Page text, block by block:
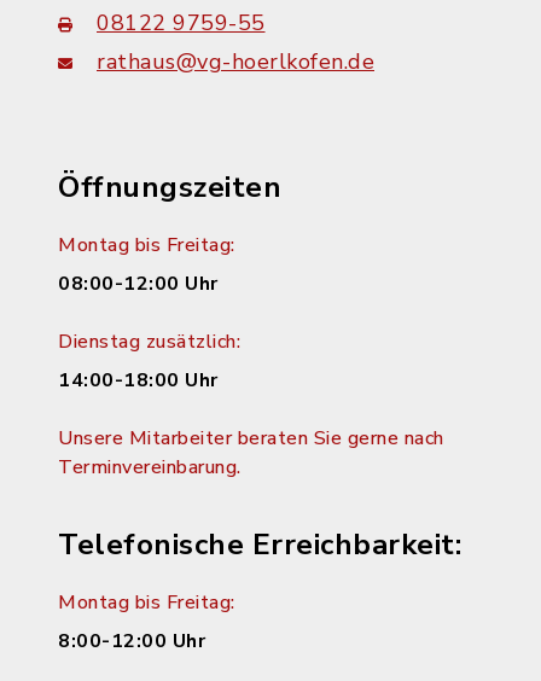
08122 9759-55
rathaus@vg-hoerlkofen.de
Öffnungszeiten
Montag bis Freitag:
08:00-12:00 Uhr
Dienstag zusätzlich:
14:00-18:00 Uhr
Unsere Mitarbeiter beraten Sie gerne nach
Terminvereinbarung.
Telefonische Erreichbarkeit:
Montag bis Freitag:
8:00-12:00 Uhr